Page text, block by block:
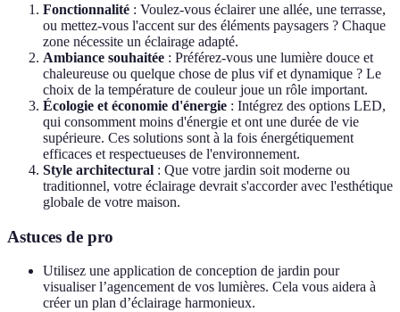
Fonctionnalité : Voulez-vous éclairer une allée, une terrasse,
ou mettez-vous l'accent sur des éléments paysagers ? Chaque
zone nécessite un éclairage adapté.
Ambiance souhaitée : Préférez-vous une lumière douce et
chaleureuse ou quelque chose de plus vif et dynamique ? Le
choix de la température de couleur joue un rôle important.
Écologie et économie d'énergie : Intégrez des options LED,
qui consomment moins d'énergie et ont une durée de vie
supérieure. Ces solutions sont à la fois énergétiquement
efficaces et respectueuses de l'environnement.
Style architectural : Que votre jardin soit moderne ou
traditionnel, votre éclairage devrait s'accorder avec l'esthétique
globale de votre maison.
Astuces de pro
Utilisez une application de conception de jardin pour
visualiser l’agencement de vos lumières. Cela vous aidera à
créer un plan d’éclairage harmonieux.